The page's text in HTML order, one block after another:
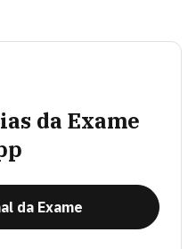
da Exame
da Exame